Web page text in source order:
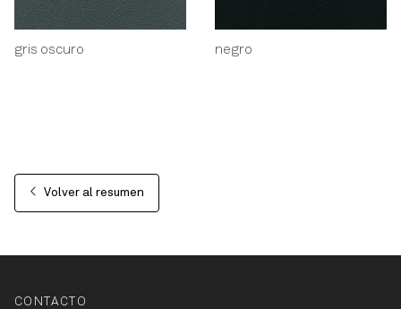
gris oscuro negro
Volver al resumen
CONTACTO